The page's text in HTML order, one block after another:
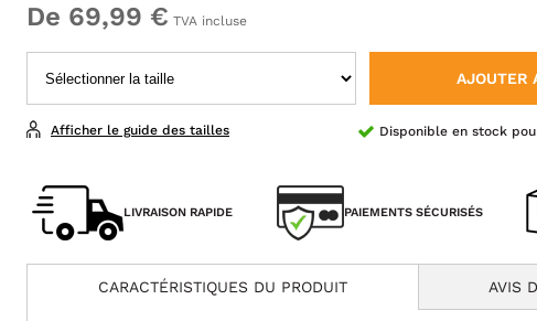
De 69,99 € TVA incluse
AJOUTER
Disponible en stock
Afficher le guide des tailles
LIVRAISON RAPIDE PAIEMENTS SÉCURISÉS
CARACTÉRISTIQUES DU PRODUIT AVIS